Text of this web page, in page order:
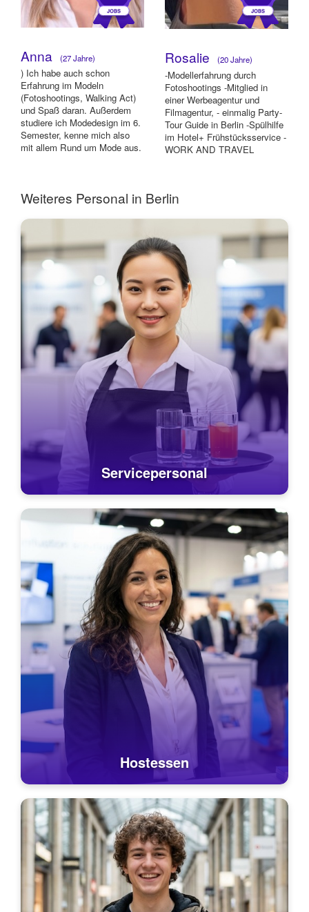
Anna (27 Jahre)
) Ich habe auch schon
Erfahrung im Modeln
(Fotoshootings, Walking Act)
und Spaß daran. Außerdem
studiere ich Modedesign im 6.
Semester, kenne mich also
mit allem Rund um Mode aus.
Rosalie (20 Jahre)
-Modellerfahrung durch
Fotoshootings -Mitglied in
einer Werbeagentur und
Filmagentur, - einmalig Party-
Tour Guide in Berlin -Spülhilfe
im Hotel+ Frühstücksservice -
WORK AND TRAVEL
Weiteres Personal in Berlin
Servicepersonal
Hostessen